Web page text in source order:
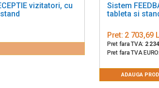
vizitatori, cu
Sistem
tableta si
Pret: 2 703,69
Pret fara TVA: 2
Pret fara TVA
ADAUGA